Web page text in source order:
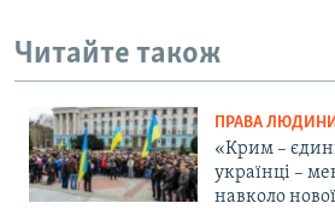
Читайте також
ПРАВА ЛЮДИНИ
«Крим –
українці –
навколо